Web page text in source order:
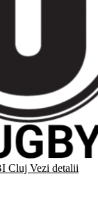
Cluj Vezi detalii